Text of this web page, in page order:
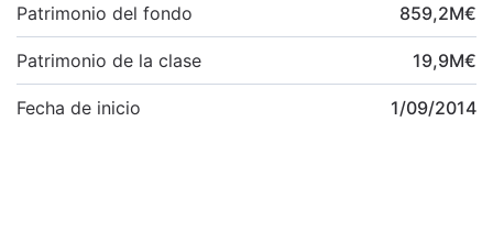
Patrimonio del fondo 859,2M€
Patrimonio de la clase 19,9M€
Fecha de inicio 1/09/2014